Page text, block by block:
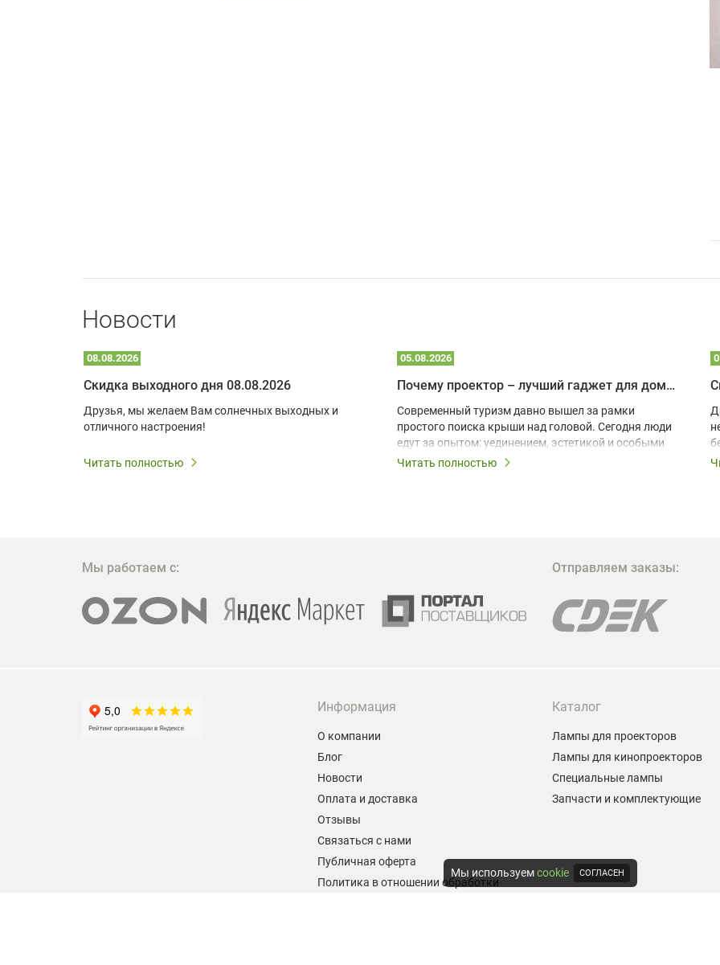
Новости
08.08.2026
Скидка выходного дня 08.08.2026
Друзья, мы желаем Вам солнечных выходных и
отличного настроения!
Читать полностью
05.08.2026
Почему проектор – лучший гаджет для домика в глэмпинге
Современный туризм давно вышел за рамки
простого поиска крыши над головой. Сегодня люди
едут за опытом: уединением, эстетикой и особыми
ощущениями. Владельцы A-frame домов,
эффективных и бюджетных способов стать
проектора.
Читать полностью
Мы работаем с: Отправляем заказы:
Информация
О компании
Блог
Новости
Оплата и доставка
Отзывы
Связаться с нами
Публичная оферта
Политика в отношении обработки
Каталог
Лампы для проекторов
Лампы для кинопроекторов
Специальные лампы
Запчасти и комплектующие
Мы используемcookie СОГЛАСЕН